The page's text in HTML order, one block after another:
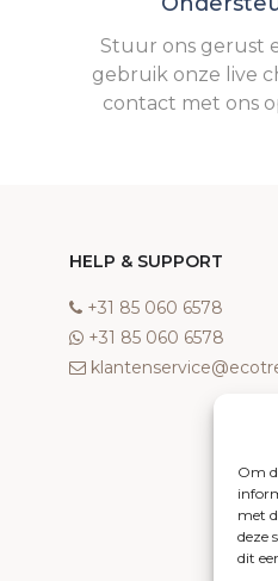
Om
met
deze
dit
Stuur ons gerust
gebruik onze live
contact met ons
HELP & SUPPORT
‎+31 85 060 6578
‎+31 85 060 6578